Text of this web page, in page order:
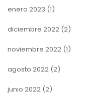
enero 2023 (1)
diciembre 2022 (2)
noviembre 2022 (1)
agosto 2022 (2)
junio 2022 (2)